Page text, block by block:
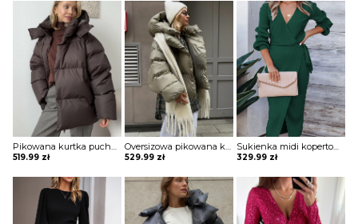
Pikowana kurtka puchowa w sportowym stylu Semiye
519.99 zł
Oversizowa pikowana kurtka puchowa z kapturem Thamara
529.99 zł
Sukienka midi kopertowa Jonie
329.99 zł